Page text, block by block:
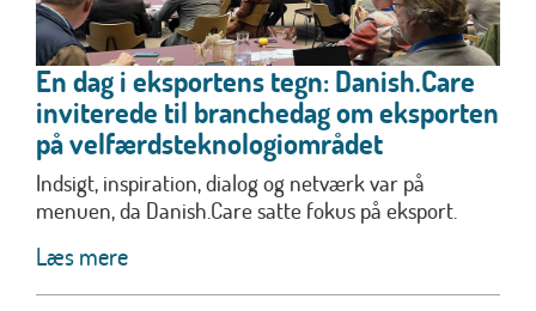
En dag i eksportens tegn: Danish.Care
inviterede til branchedag om eksporten
på velfærdsteknologiområdet
Indsigt, inspiration, dialog og netværk var på
menuen, da Danish.Care satte fokus på eksport.
Læs mere